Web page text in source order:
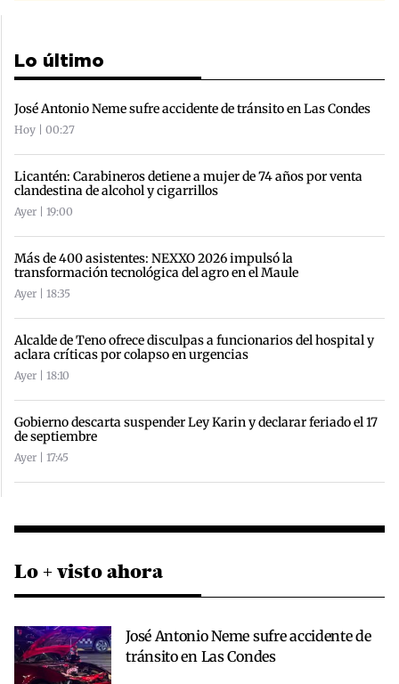
Lo último
José Antonio Neme sufre accidente de tránsito en Las Condes
Hoy | 00:27
Licantén: Carabineros detiene a mujer de 74 años por venta
clandestina de alcohol y cigarrillos
Ayer | 19:00
Más de 400 asistentes: NEXXO 2026 impulsó la
transformación tecnológica del agro en el Maule
Ayer | 18:35
Alcalde de Teno ofrece disculpas a funcionarios del hospital y
aclara críticas por colapso en urgencias
Ayer | 18:10
Gobierno descarta suspender Ley Karin y declarar feriado el 17
de septiembre
Ayer | 17:45
Lo + visto ahora
José Antonio Neme sufre accidente de
tránsito en Las Condes